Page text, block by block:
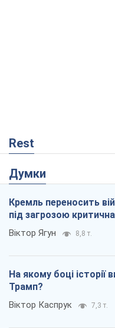
Rest
Думки
Кремль переносить
під загрозою
Віктор Ягун 8,8 т.
На якому боці
Трамп?
Віктор Каспрук 7,3 т.